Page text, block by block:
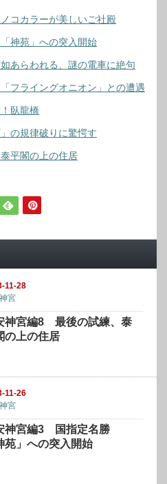
コカラーが美しいご社殿
神苑」への突入開始
あらわれる、謎の電車に絶句
フライングオニオン」との遭遇
臥龍橋
の規律破りに驚愕す
平閣の上の住居
11-28
宮
神宮編8 最後の試練、泰
の上の住居
11-26
宮
神宮編3 国指定名勝
苑」への突入開始